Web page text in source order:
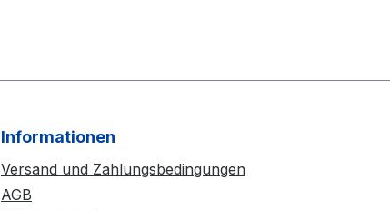
Informationen
Versand und Zahlungsbedingungen
AGB